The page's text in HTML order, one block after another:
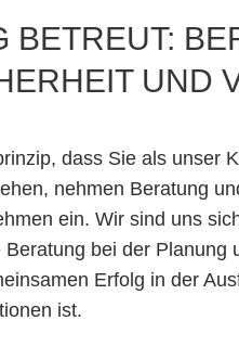
BETREUT:
UND
dass Sie als unser
nehmen Beratung
ein. Wir sind uns
bei der Planung
Erfolg in der
ist.